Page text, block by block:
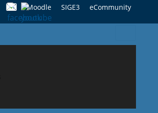
Moodle SIGE3 eCommunity
for: